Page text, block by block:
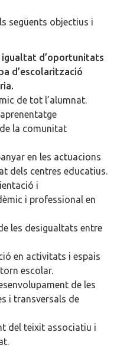
següents objectius i
d’oportunitats
d’escolarització
de tot l’alumnat.
la comunitat
en les actuacions
dels centres educatius.
i
i professional en
les desigualtats entre
en activitats i espais
escolar.
de les
i transversals de
del teixit associatiu i